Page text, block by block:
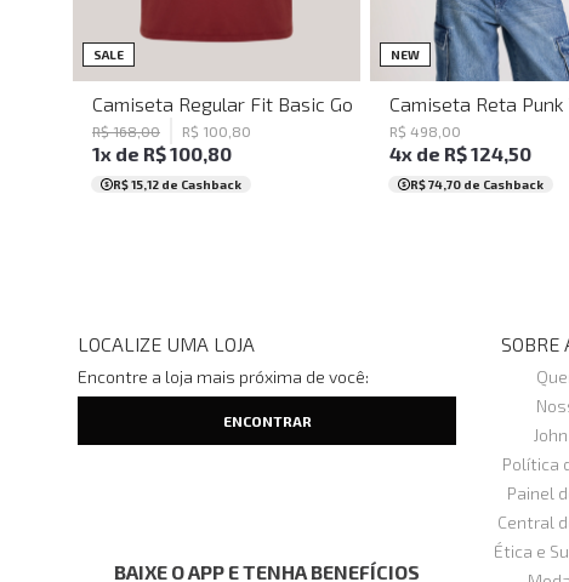
SALE PP
Camiseta Regular Fit Basic Goiaba John John
R$ 168,00 R$ 100 80
1x de R$100,80
R$ 15,12 de Cashback
NEW PP P M G
Camiseta Reta Punk
R$ 498 00
4x de R$124,50
R$ 74,70de Cashback
LOCALIZE UMA LOJA
Encontre a loja mais próxima de você:
BAIXE O APP E TENHA BENEFÍCIOS
SOBRE
Política
Painel
Central
Ética e